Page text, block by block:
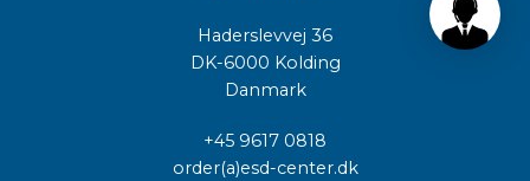
Haderslevvej 36
DK-6000 Kolding
Danmark
+45 9617 0818
order(a)esd-center.dk